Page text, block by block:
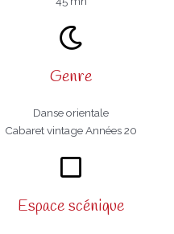
Genre
Danse orientale
Cabaret vintage Années 20
Espace scénique